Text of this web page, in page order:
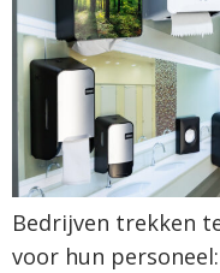
Bedrijven trekken
voor hun